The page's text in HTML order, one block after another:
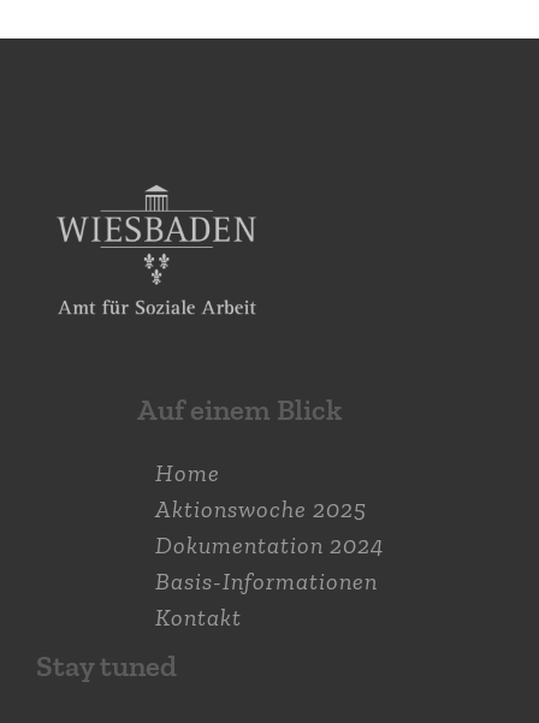
Auf einem Blick
Home
Aktions­woche 2025
Dokumen­tation 2024
Basis-Informationen
Kontakt
Stay tuned